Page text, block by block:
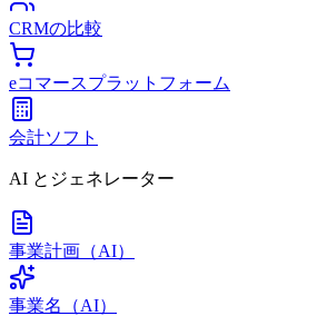
CRMの比較
eコマースプラットフォーム
会計ソフト
AI とジェネレーター
事業計画（AI）
事業名（AI）